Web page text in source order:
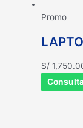
Promo
S/